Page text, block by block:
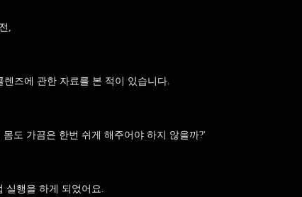
,
즈에 관한 자료를 본 적이 있습니다.
도 가끔은 한번 쉬게 해주어야 하지 않을까?'
실행을 하게 되었어요.